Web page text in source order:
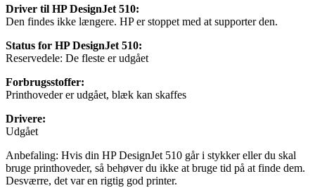
Driver til HP DesignJet 510:
Den findes ikke længere. HP er stoppet med at supporter den.
Status for HP DesignJet 510:
Reservedele: De fleste er udgået
Forbrugsstoffer:
Printhoveder er udgået, blæk kan skaffes
Drivere:
Udgået
Anbefaling: Hvis din HP DesignJet 510 går i stykker eller du skal
bruge printhoveder, så behøver du ikke at bruge tid på at finde dem.
Desværre, det var en rigtig god printer.